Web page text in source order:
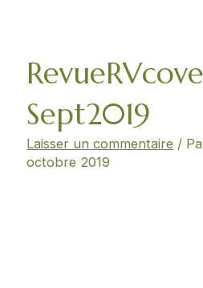
Sept2019
Laisser un commentaire /
octobre 2019